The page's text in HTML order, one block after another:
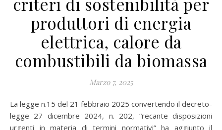
produttori di energia
elettrica, calore da
combustibili da biomassa
Marzo 7, 2025
La legge n.15 del 21 febbraio 2025 convertendo il decreto-
legge 27 dicembre 2024, n. 202, “recante disposizioni
urgenti in materia di termini normativi” ha aggiunto il